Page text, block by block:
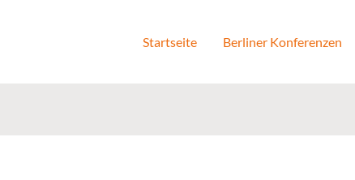
Startseite Berliner Konferenzen